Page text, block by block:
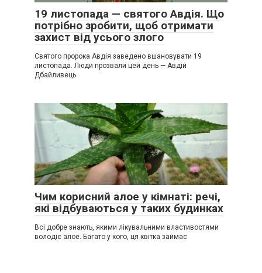
19 листопада — святого Авдія. Що
потрібно зробити, щоб отримати
захист від усього злого
Святого пророка Авдія заведено вшановувати 19
листопада. Люди прозвали цей день — Авдій
Дбайливець
Чим корисний алое у кімнаті: речі,
які відбуваються у таких будинках
Всі добре знають, якими лікувальними властивостями
володіє алое. Багато у кого, ця квітка займає